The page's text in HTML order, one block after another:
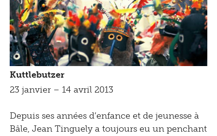
Kuttlebutzer
23 janvier – 14 avril 2013
Depuis ses années d’enfance et de jeunesse à
Bâle, Jean Tinguely a toujours eu un penchant